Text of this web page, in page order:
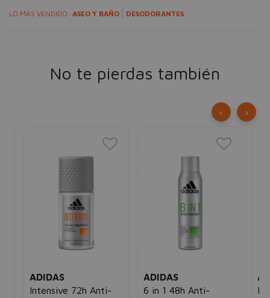
LO MÁS VENDIDO: ASEO Y BAÑO DESODORANTES
No te pierdas también
ADIDAS
Intensive 72h Anti-
ADIDAS
6 in 1 48h Anti-
‹ ›